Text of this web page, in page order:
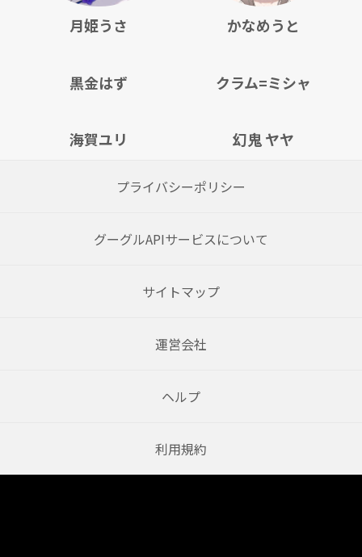
月姫うさ かなめうと
黒金はず クラム=ミシャ
海賀ユリ 幻鬼 ヤヤ
プライバシーポリシー
グーグルAPIサービスについて
サイトマップ
運営会社
ヘルプ
利用規約